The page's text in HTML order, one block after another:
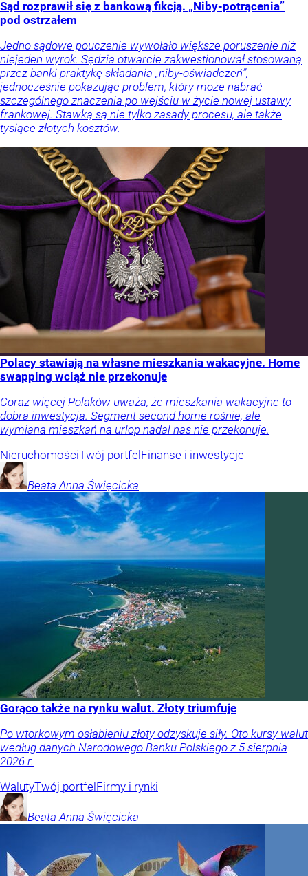
Sąd rozprawił się z bankową fikcją. „Niby-potrącenia”
pod ostrzałem
Jedno sądowe pouczenie wywołało większe poruszenie niż
niejeden wyrok. Sędzia otwarcie zakwestionował stosowaną
przez banki praktykę składania „niby-oświadczeń”,
jednocześnie pokazując problem, który może nabrać
szczególnego znaczenia po wejściu w życie nowej ustawy
frankowej. Stawką są nie tylko zasady procesu, ale także
tysiące złotych kosztów.
Polacy stawiają na własne mieszkania wakacyjne. Home
swapping wciąż nie przekonuje
Coraz więcej Polaków uważa, że mieszkania wakacyjne to
dobra inwestycja. Segment second home rośnie, ale
wymiana mieszkań na urlop nadal nas nie przekonuje.
NieruchomościTwój portfel Finanse i inwestycje
Beata Anna Święcicka
Gorąco także na rynku walut. Złoty triumfuje
Po wtorkowym osłabieniu złoty odzyskuje siły. Oto kursy walut
według danych Narodowego Banku Polskiego z 5 sierpnia
2026 r.
WalutyTwój portfel Firmy i rynki
Beata Anna Święcicka